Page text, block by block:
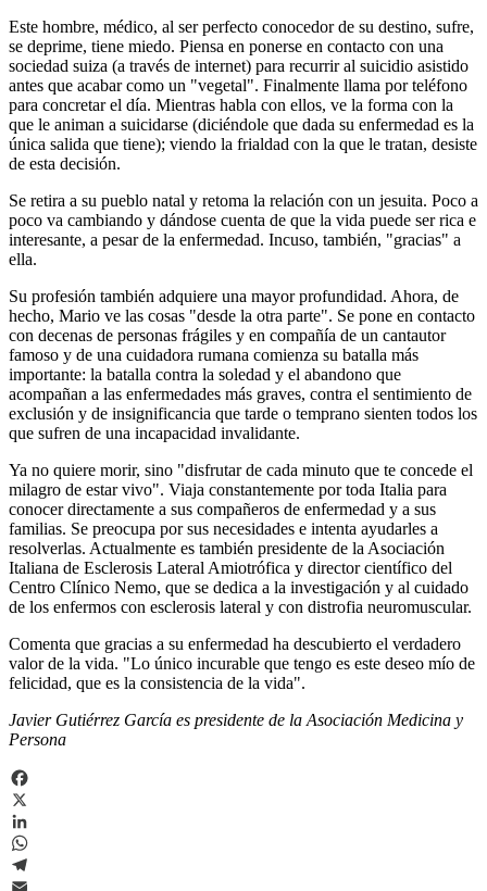
Este hombre, médico, al ser perfecto conocedor de su destino, sufre,
se deprime, tiene miedo. Piensa en ponerse en contacto con una
sociedad suiza (a través de internet) para recurrir al suicidio asistido
antes que acabar como un "vegetal". Finalmente llama por teléfono
para concretar el día. Mientras habla con ellos, ve la forma con la
que le animan a suicidarse (diciéndole que dada su enfermedad es la
única salida que tiene); viendo la frialdad con la que le tratan, desiste
de esta decisión.
Se retira a su pueblo natal y retoma la relación con un jesuita. Poco a
poco va cambiando y dándose cuenta de que la vida puede ser rica e
interesante, a pesar de la enfermedad. Incuso, también, "gracias" a
ella.
Su profesión también adquiere una mayor profundidad. Ahora, de
hecho, Mario ve las cosas "desde la otra parte". Se pone en contacto
con decenas de personas frágiles y en compañía de un cantautor
famoso y de una cuidadora rumana comienza su batalla más
importante: la batalla contra la soledad y el abandono que
acompañan a las enfermedades más graves, contra el sentimiento de
exclusión y de insignificancia que tarde o temprano sienten todos los
que sufren de una incapacidad invalidante.
Ya no quiere morir, sino "disfrutar de cada minuto que te concede el
milagro de estar vivo". Viaja constantemente por toda Italia para
conocer directamente a sus compañeros de enfermedad y a sus
familias. Se preocupa por sus necesidades e intenta ayudarles a
resolverlas. Actualmente es también presidente de la Asociación
Italiana de Esclerosis Lateral Amiotrófica y director científico del
Centro Clínico Nemo, que se dedica a la investigación y al cuidado
de los enfermos con esclerosis lateral y con distrofia neuromuscular.
Comenta que gracias a su enfermedad ha descubierto el verdadero
valor de la vida. "Lo único incurable que tengo es este deseo mío de
felicidad, que es la consistencia de la vida".
Javier Gutiérrez García es presidente de la Asociación Medicina y
Persona
Facebook
X
LinkedIn
WhatsApp
Telegram